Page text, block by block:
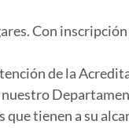
Con
de la
nuestro
tienen a su